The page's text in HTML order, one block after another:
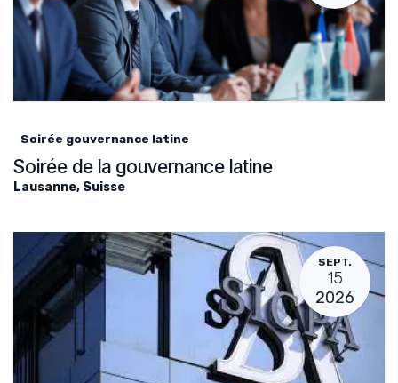
Soirée gouvernance latine
Soirée de la gouvernance latine
Lausanne, Suisse
SEPT.
15
2026